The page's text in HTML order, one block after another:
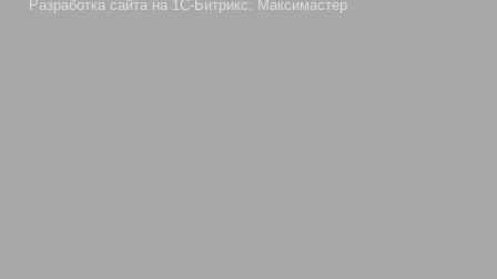
Разработка сайта на 1С-Битрикс: Максимастер